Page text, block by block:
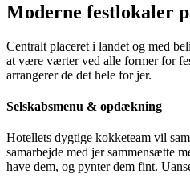
Moderne festlokaler
Centralt placeret i landet og med
at være værter ved alle former for
arrangerer de det hele for jer.
Selskabsmenu & opdækning
Hotellets dygtige kokketeam vil
samarbejde med jer sammensætte
have dem, og pynter dem fint.